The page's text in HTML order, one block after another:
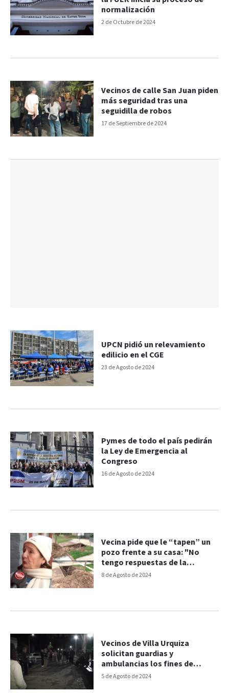
2 de Octubre de 2024
normalización
17 de Septiembre de 2024
Vecinos de calle San Juan piden
más seguridad tras una
seguidilla de robos
23 de Agosto de 2024
UPCN pidió un relevamiento
edilicio en el CGE
16 de Agosto de 2024
Pymes de todo el país pedirán
la Ley de Emergencia al
Congreso
8 de Agosto de 2024
Vecina pide que le “tapen” un
pozo frente a su casa: "No
tengo respuestas de la
municipalidad"
5 de Agosto de 2024
Vecinos de Villa Urquiza
solicitan guardias y
ambulancias los fines de
semana